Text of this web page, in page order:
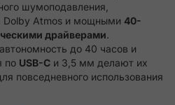
шумоподавления,
Dolby Atmos и мощными 40-
драйверами.
, автономность до 40 часов и
по USB-C и 3,5 мм делают их
повседневного использования